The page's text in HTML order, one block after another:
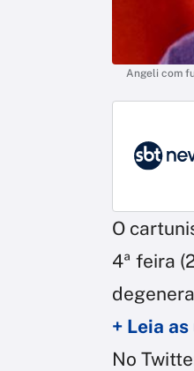
Angeli com
O
4ª feira
+ Leia
No